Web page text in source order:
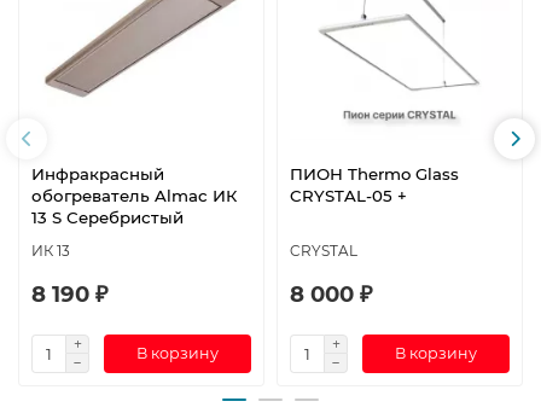
Инфракрасный
обогреватель Almac ИК
13 S Серебристый
ИК 13
8 190 ₽
В корзину
ПИОН Thermo Glass
CRYSTAL-05 +
CRYSTAL
8 000 ₽
В корзину